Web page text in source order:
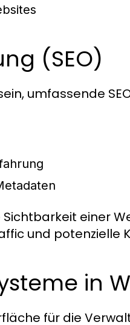
(SEO)
umfassende
einer
und potenzielle
in
für die